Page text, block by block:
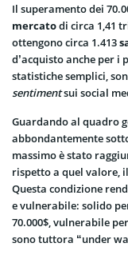
Il superamento dei
mercatodi circa 1,41
ottengono circa 1.413
d’acquisto anche per i
statistiche semplici,
sentimentsui social
Guardando al quadro
abbondantemente
massimo è stato
rispetto a quel valore,
Questa condizione
e vulnerabile: solido
70.000$, vulnerabile
sono tuttora “under